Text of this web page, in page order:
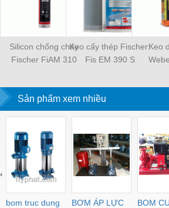
Silicon chống cháy
Fischer FiAM 310
Keo cấy thép Fischer:
Fis EM 390 S
Keo
Sản phẩm xem nhiều
bom truc dung
BƠM ÁP LỰC
BOM
‹